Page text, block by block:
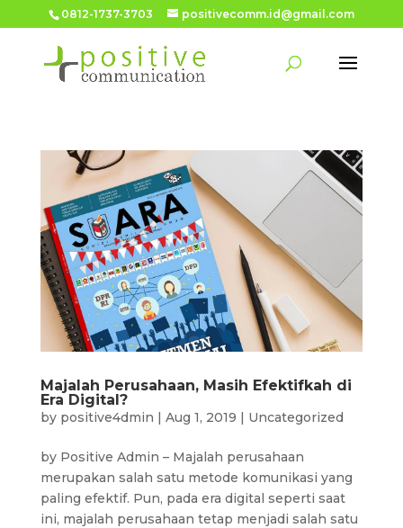
0812-1737-3703 positivecomm.id@gmail.com
Majalah Perusahaan, Masih Efektifkah di
Era Digital?
by positive4dmin | Aug 1, 2019 | Uncategorized
by Positive Admin – Majalah perusahaan
merupakan salah satu metode komunikasi yang
paling efektif. Pun, pada era digital seperti saat
ini, majalah perusahaan tetap menjadi salah satu